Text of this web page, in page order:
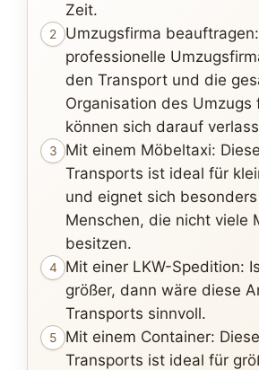
Zeit.
2
Umzugsfirma
professionelle
den Transport und die
Organisation des Umzugs
können sich darauf
3
Mit einem Möbeltaxi:
Transports ist ideal für
und eignet sich
Menschen, die nicht viele
besitzen.
4
Mit einer LKW-Spedition:
größer, dann wäre diese
Transports sinnvoll.
5
Mit einem Container:
Transports ist ideal für